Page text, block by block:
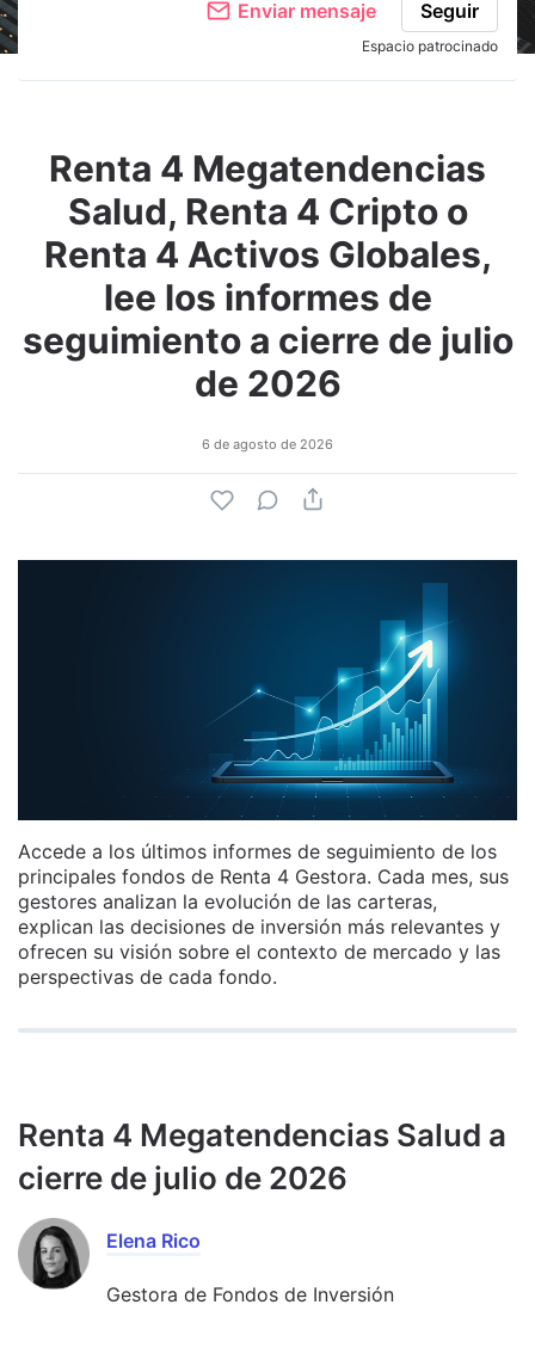
Enviar mensaje Seguir
Espacio patrocinado
Renta 4 Megatendencias
Salud, Renta 4 Cripto o
Renta 4 Activos Globales,
lee los informes de
seguimiento a cierre de julio
de 2026
6 de agosto de 2026
Accede a los últimos informes de seguimiento de los
principales fondos de Renta 4 Gestora. Cada mes, sus
gestores analizan la evolución de las carteras,
explican las decisiones de inversión más relevantes y
ofrecen su visión sobre el contexto de mercado y las
perspectivas de cada fondo.
Renta 4 Megatendencias Salud a
cierre de julio de 2026
Elena Rico
Gestora de Fondos de Inversión